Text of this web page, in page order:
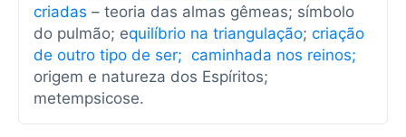
criadas – teoria das almas gêmeas; símbolo
do pulmão; equilíbrio na triangulação; criação
de outro tipo de ser; caminhada nos reinos;
origem e natureza dos Espíritos;
metempsicose.